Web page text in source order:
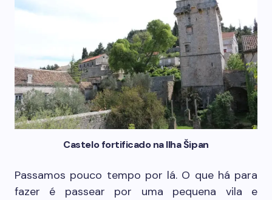
Castelo fortificado na Ilha Šipan
Passamos pouco tempo por lá. O que há para
fazer é passear por uma pequena vila e